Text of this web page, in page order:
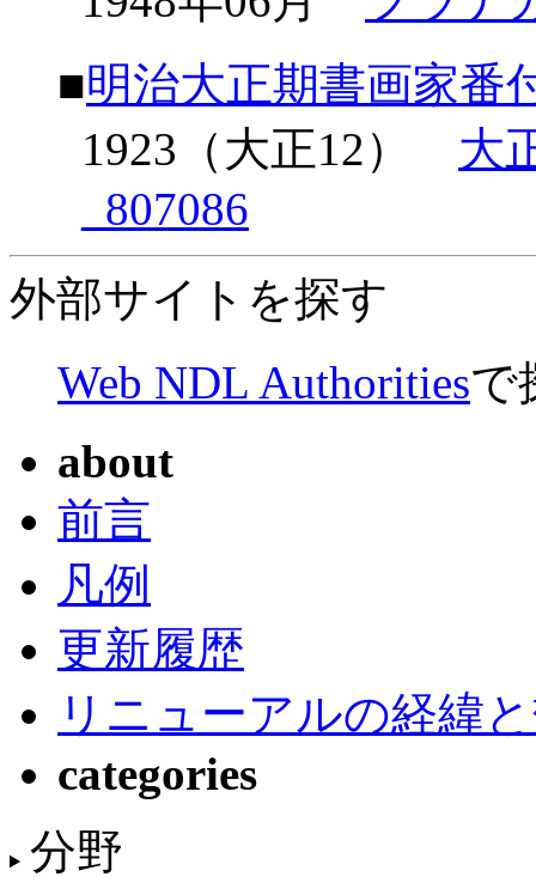
■明治大正期書画家番
1923（大正12） 大
_807086
外部サイトを探す
Web NDL Authoritiesで
about
前言
凡例
更新履歴
リニューアルの経緯
categories
分野